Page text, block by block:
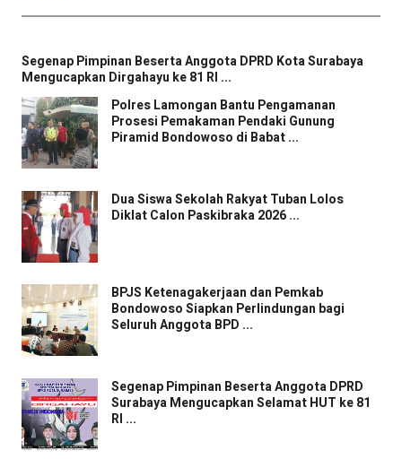
Segenap Pimpinan Beserta Anggota DPRD Kota Surabaya
Mengucapkan Dirgahayu ke 81 RI ...
Polres Lamongan Bantu Pengamanan
Prosesi Pemakaman Pendaki Gunung
Piramid Bondowoso di Babat ...
Dua Siswa Sekolah Rakyat Tuban Lolos
Diklat Calon Paskibraka 2026 ...
BPJS Ketenagakerjaan dan Pemkab
Bondowoso Siapkan Perlindungan bagi
Seluruh Anggota BPD ...
Segenap Pimpinan Beserta Anggota DPRD
Surabaya Mengucapkan Selamat HUT ke 81
RI ...